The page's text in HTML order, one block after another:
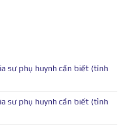
sư phụ huynh cần biết (tỉnh
sư phụ huynh cần biết (tỉnh